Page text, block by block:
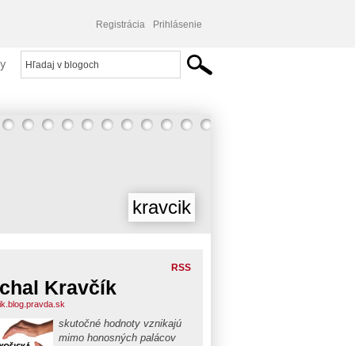
Registrácia Prihlásenie
kravcik
RSS
Kravčík
skutočné hodnoty vznikajú
mimo honosných palácov